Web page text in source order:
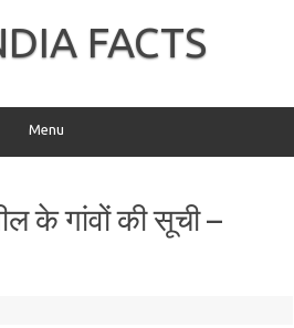
FACTS
Menu
के गांवों की सूची –